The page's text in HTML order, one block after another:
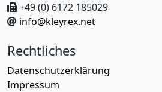
+49 (0) 6172 185029
info@kleyrex.net
Rechtliches
Datenschutzerklärung
Impressum